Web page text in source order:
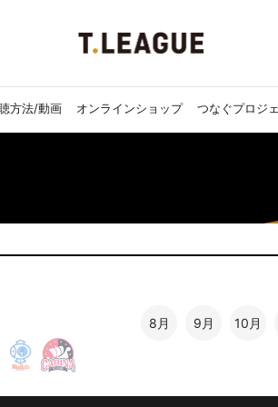
方法/動画 オンラインショップ つなぐプロジ
8月 9月 10月